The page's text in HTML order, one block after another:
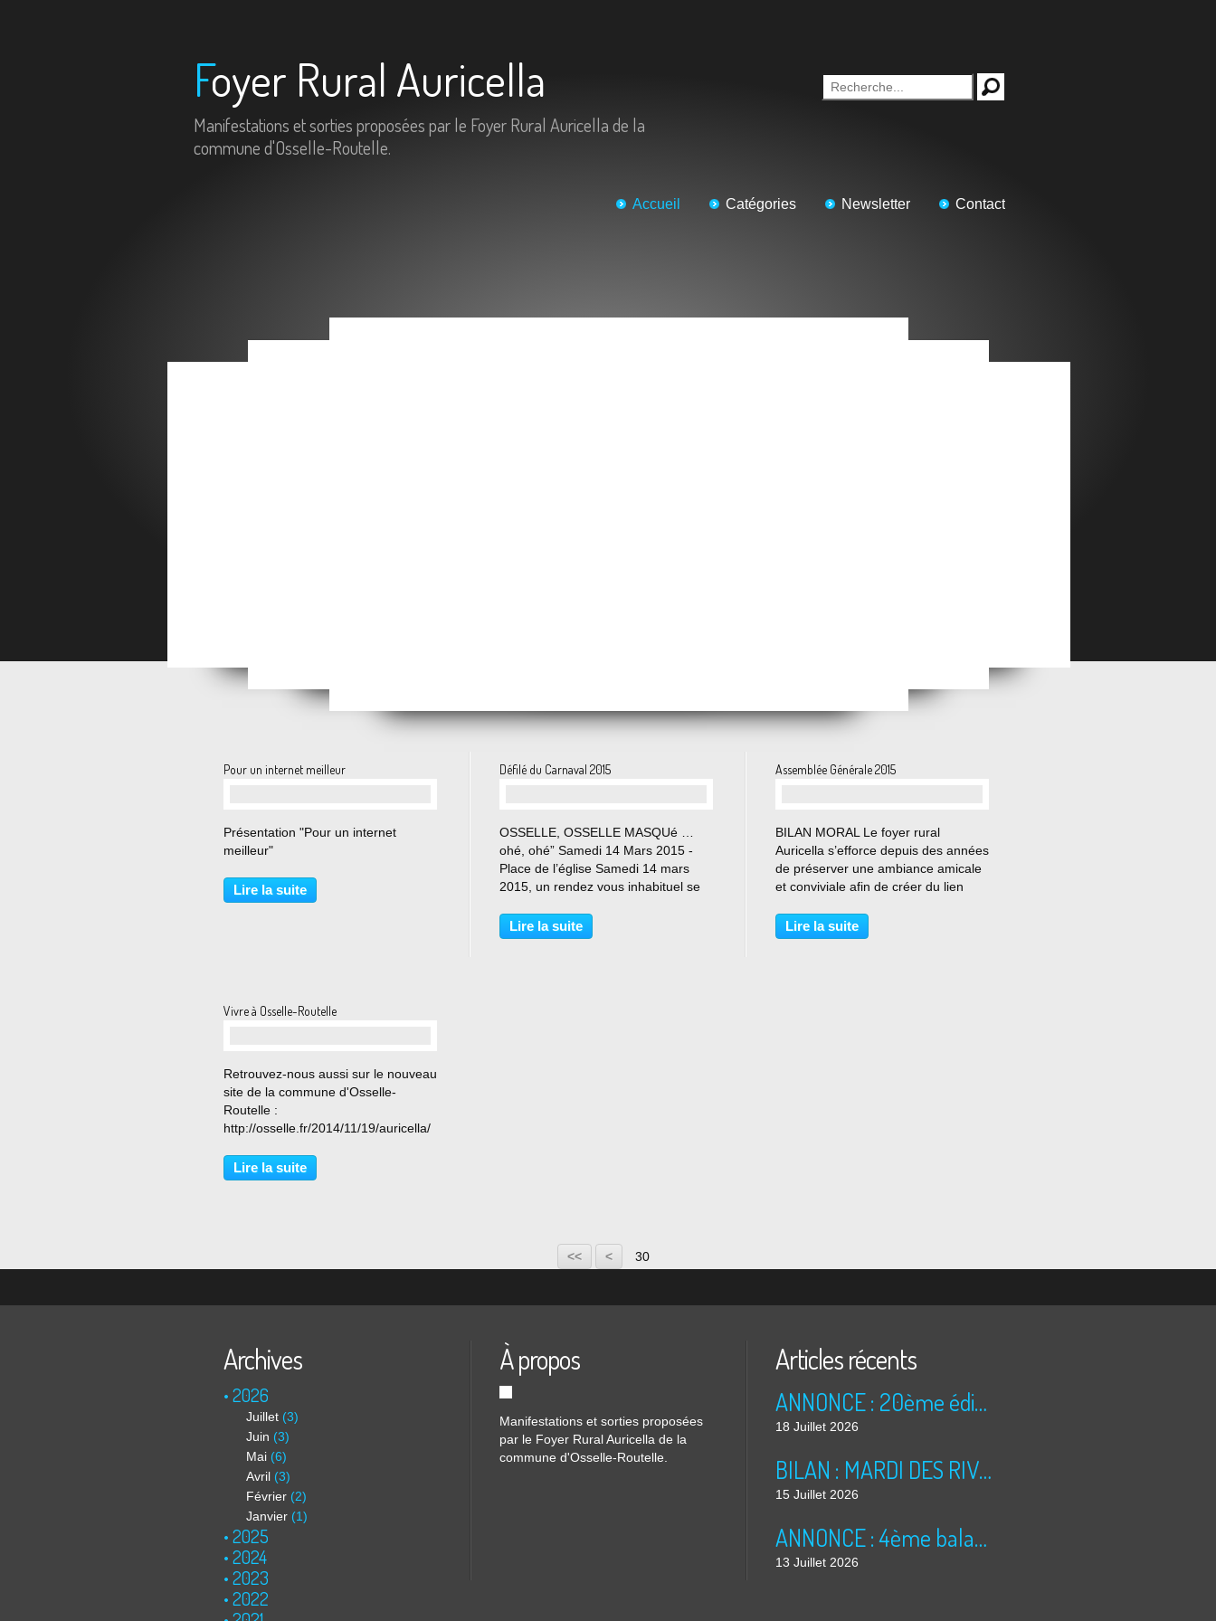
Foyer Rural Auricella
Manifestations et sorties proposées par le Foyer Rural Auricella de la
commune d'Osselle-Routelle.
Accueil Catégories Newsletter Contact
ANNONCE : 20ème édition des TRÉSORS DU GRENIER (2026)
BILAN : MARDI DES RIVES 2026
ANNONCE : 4ème balade dominicale
Pour un internet meilleur
Présentation "Pour un internet
meilleur"
Lire la suite
Défilé du Carnaval 2015
OSSELLE, OSSELLE MASQUé …
ohé, ohé” Samedi 14 Mars 2015 -
Place de l’église Samedi 14 mars
2015, un rendez vous inhabituel se
l'église à Osselle … Parmi la foule:
des abeilles, des princesses, des
Lire la suite
Assemblée Générale 2015
BILAN MORAL Le foyer rural
Auricella s’efforce depuis des années
de préserver une ambiance amicale
et conviviale afin de créer du lien
son engagement pour l’animation
locale, la qualité de vie rurale et la
Lire la suite
Vivre à Osselle-Routelle
Retrouvez-nous aussi sur le nouveau
site de la commune d'Osselle-
Routelle :
http://osselle.fr/2014/11/19/auricella/
Lire la suite
<< < 10
20
30
Archives
2026
Juillet (3)
Juin (3)
Mai (6)
Avril (3)
Février (2)
Janvier (1)
2025
2024
2023
2022
À propos
Manifestations et sorties proposées
par le Foyer Rural Auricella de la
commune d'Osselle-Routelle.
Articles récents
ANNONCE : 20ème édition des TRÉSORS DU GRENIER (2026)
18 Juillet 2026
BILAN : MARDI DES RIVES 2026
15 Juillet 2026
ANNONCE : 4ème balade dominicale
13 Juillet 2026